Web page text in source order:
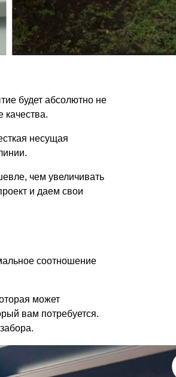
будет абсолютно не
качества.
несущая
чем увеличивать
и даем свои
соотношение
может
вам потребуется.